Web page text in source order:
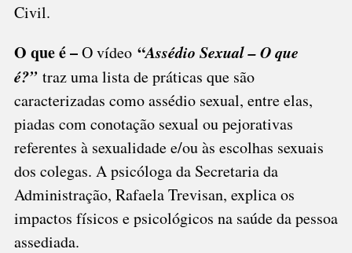
Civil.
O que é –O vídeo“Assédio Sexual – O que
é?”traz uma lista de práticas que são
caracterizadas como assédio sexual, entre elas,
piadas com conotação sexual ou pejorativas
referentes à sexualidade e/ou às escolhas sexuais
dos colegas. A psicóloga da Secretaria da
Administração, Rafaela Trevisan, explica os
impactos físicos e psicológicos na saúde da pessoa
assediada.